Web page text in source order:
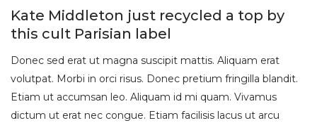
Kate Middleton just recycled a top by
this cult Parisian label
Donec sed erat ut magna suscipit mattis. Aliquam erat
volutpat. Morbi in orci risus. Donec pretium fringilla blandit.
Etiam ut accumsan leo. Aliquam id mi quam. Vivamus
dictum ut erat nec congue. Etiam facilisis lacus ut arcu